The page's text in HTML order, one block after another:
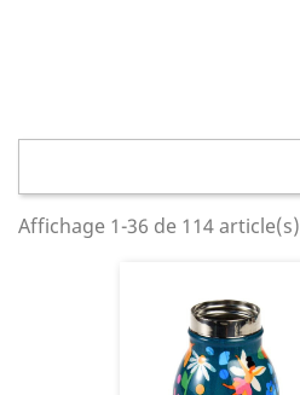
Affichage 1-36 de 114 article(s)